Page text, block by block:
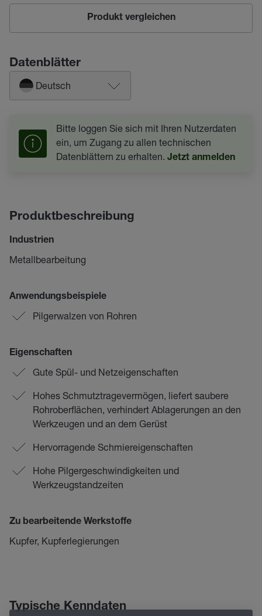
Produkt vergleichen
Datenblätter
Deutsch
Bitte loggen Sie sich mit Ihren Nutzerdaten
ein, um Zugang zu allen technischen
Datenblättern zu erhalten. Jetzt anmelden
Produktbeschreibung
Industrien
Metallbearbeitung
Anwendungsbeispiele
Pilgerwalzen von Rohren
Eigenschaften
Gute Spül- und Netzeigenschaften
Hohes Schmutztragevermögen, liefert saubere
Rohroberflächen, verhindert Ablagerungen an den
Werkzeugen und an dem Gerüst
Hervorragende Schmiereigenschaften
Hohe Pilgergeschwindigkeiten und
Werkzeugstandzeiten
Zu bearbeitende Werkstoffe
Kupfer, Kupferlegierungen
Typische Kenndaten